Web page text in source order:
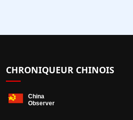
CHRONIQUEUR CHINOIS